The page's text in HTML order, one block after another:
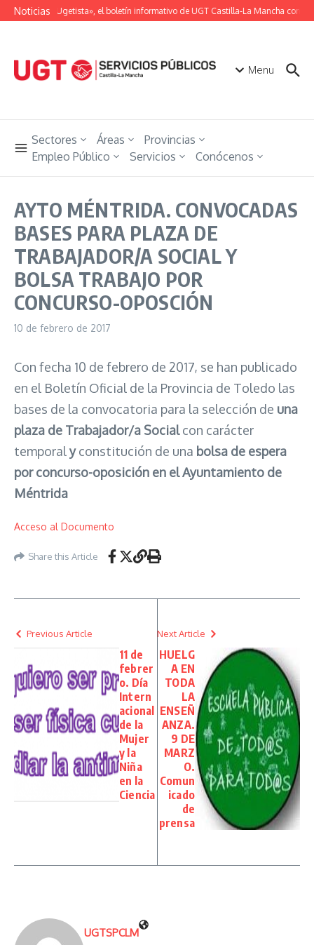
Saltar al contenido
Noticias
«Unión Ugetista», el boletín informativo de UGT Castilla-La Mancha con
Menu
Sectores Áreas
Provincias
Empleo Público
Servicios Conócenos
AYTO MÉNTRIDA. CONVOCADAS
BASES PARA PLAZA DE
TRABAJADOR/A SOCIAL Y
BOLSA TRABAJO POR
CONCURSO-OPOSCIÓN
10 de febrero de 2017
Con fecha 10 de febrero de 2017, se han publicado
en el Boletín Oficial de la Provincia de Toledo las
bases de la convocatoria para la selección de una
plaza de Trabajador/a Socialcon carácter
temporalyconstitución de una bolsa de espera
por concurso-oposición en el Ayuntamiento de
Méntrida
Acceso al Documento
Share this Article
Previous Article
11 de
febrer
o. Día
Intern
acional
de la
Mujer
y la
Niña
en la
Ciencia
Next Article
HUELG
A EN
TODA
LA
ENSEÑ
ANZA.
9 DE
MARZ
O.
Comun
icado
de
prensa
UGTSPCLM